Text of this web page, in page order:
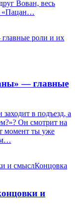
Вован, весь
«Пацан…
— главные
в подъезд, а
Он смотрит на
момент ты уже
м…
Концовка
и